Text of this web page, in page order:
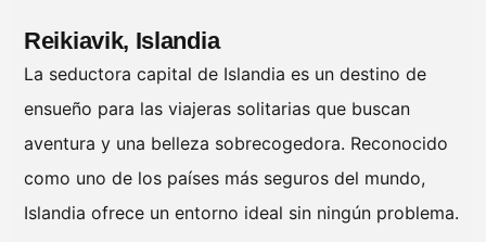
Reikiavik, Islandia
La seductora capital de Islandia es un destino de
ensueño para las viajeras solitarias que buscan
aventura y una belleza sobrecogedora. Reconocido
como uno de los países más seguros del mundo,
Islandia ofrece un entorno ideal sin ningún problema.